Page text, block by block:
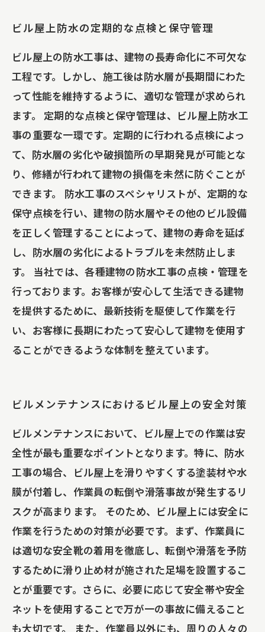
ビル屋上防水の定期的な点検と保守管理
ビル屋上の防水工事は、建物の長寿命化に不可欠な
工程です。しかし、施工後は防水層が長期間にわた
って性能を維持するように、適切な管理が求められ
ます。 定期的な点検と保守管理は、ビル屋上防水工
事の重要な一環です。定期的に行われる点検によっ
て、防水層の劣化や破損箇所の早期発見が可能とな
り、修繕が行われて建物の損傷を未然に防ぐことが
できます。 防水工事のスペシャリストが、定期的な
保守点検を行い、建物の防水層やその他のビル設備
を正しく管理することによって、建物の寿命を延ば
し、防水層の劣化によるトラブルを未然防止しま
す。 当社では、各種建物の防水工事の点検・管理を
行っております。お客様が安心して生活できる建物
を提供するために、最新技術を駆使して作業を行
い、お客様に長期にわたって安心して建物を使用す
ることができるような体制を整えています。
ビルメンテナンスにおけるビル屋上の安全対策
ビルメンテナンスにおいて、ビル屋上での作業は安
全性が最も重要なポイントとなります。特に、防水
工事の場合、ビル屋上を滑りやすくする塗装材や水
膜が付着し、作業員の転倒や滑落事故が発生するリ
スクが高まります。 そのため、ビル屋上には安全に
作業を行うための対策が必要です。まず、作業員に
は適切な安全靴の着用を徹底し、転倒や滑落を予防
するために滑り止め材が施された足場を設置するこ
とが重要です。さらに、必要に応じて安全帯や安全
ネットを使用することで万が一の事故に備えること
も大切です。 また、作業員以外にも、周りの人々の